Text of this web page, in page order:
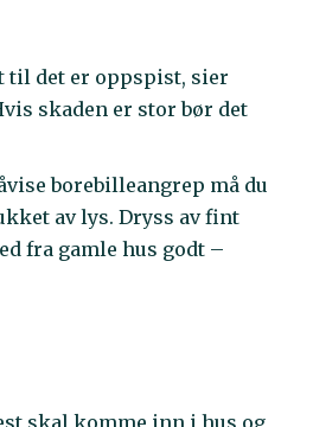
til det er oppspist, sier
skaden er stor bør det
borebilleangrep må du
av lys. Dryss av fint
fra gamle hus godt –